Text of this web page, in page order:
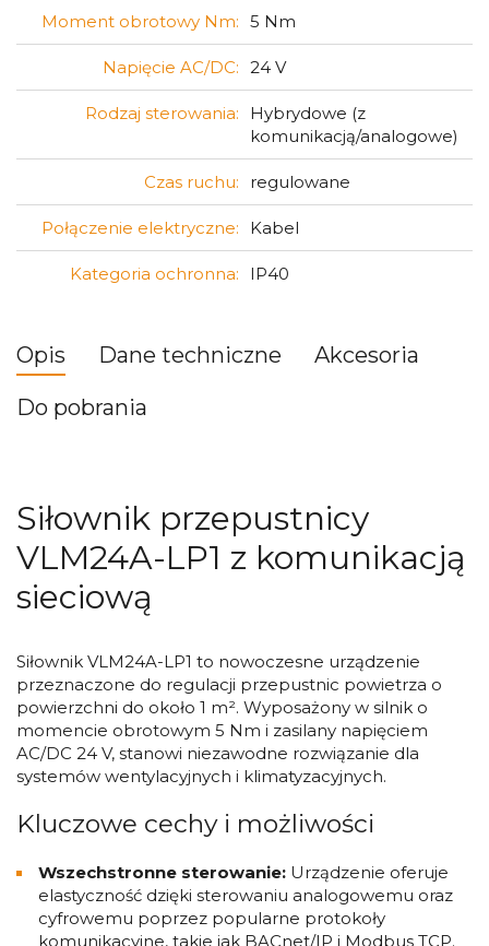
Moment obrotowy Nm: 5 Nm
Napięcie AC/DC: 24 V
Rodzaj sterowania:
Hybrydowe (z
komunikacją/analogowe)
Czas ruchu: regulowane
Połączenie elektryczne: Kabel
Kategoria ochronna: IP40
Opis Dane techniczne
Akcesoria
Do pobrania
Siłownik przepustnicy
VLM24A-LP1 z komunikacją
sieciową
Siłownik VLM24A-LP1 to nowoczesne urządzenie
przeznaczone do regulacji przepustnic powietrza o
powierzchni do około 1 m². Wyposażony w silnik o
momencie obrotowym 5 Nm i zasilany napięciem
AC/DC 24 V, stanowi niezawodne rozwiązanie dla
systemów wentylacyjnych i klimatyzacyjnych.
Kluczowe cechy i możliwości
Wszechstronne sterowanie: Urządzenie oferuje
elastyczność dzięki sterowaniu analogowemu oraz
cyfrowemu poprzez popularne protokoły
komunikacyjne, takie jak BACnet/IP i Modbus TCP.